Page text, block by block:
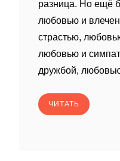
разница. Но ещё
любовью и
страстью,
любовью и
дружбой,
ЧИТАТЬ